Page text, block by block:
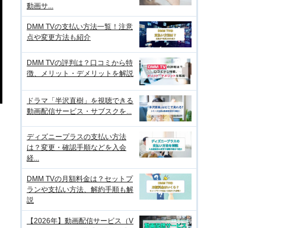
動画サ...
DMM TVの支払い方法一覧！注意
点や変更方法も紹介
DMM TVの評判は？口コミから特
徴、メリット・デメリットを解説
ドラマ「半沢直樹」を視聴できる
動画配信サービス・サブスクを...
ディズニープラスの支払い方法
は？変更・確認手順などを入会
経...
DMM TVの月額料金は？セットプ
ランや支払い方法、解約手順も解
説
【2026年】動画配信サービス（V